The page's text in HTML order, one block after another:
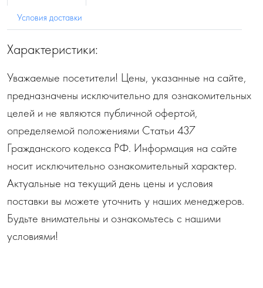
Условия доставки
Характеристики:
Уважаемые посетители! Цены, указанные на сайте,
предназначены исключительно для ознакомительных
целей и не являются публичной офертой,
определяемой положениями Статьи 437
Гражданского кодекса РФ. Информация на сайте
носит исключительно ознакомительный характер.
Актуальные на текущий день цены и условия
поставки вы можете уточнить у наших менеджеров.
Будьте внимательны и ознакомьтесь с нашими
условиями!